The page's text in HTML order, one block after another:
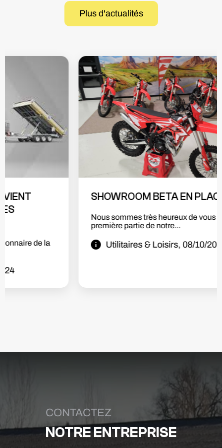
Plus d'actualités
UTILITAIRES ET LOISIRS DEVIENT
Utilitaires & Loisirs devient distributeur Benda!!
Nous sommes heureux de vous...
CONTACTEZ
NOTRE ENTREPRISE